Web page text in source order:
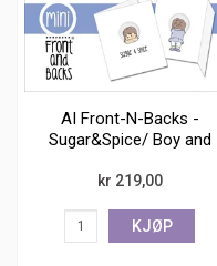
AI Front-N-Backs -
Sugar&Spice/ Boy and
kr 219,00
KJØP